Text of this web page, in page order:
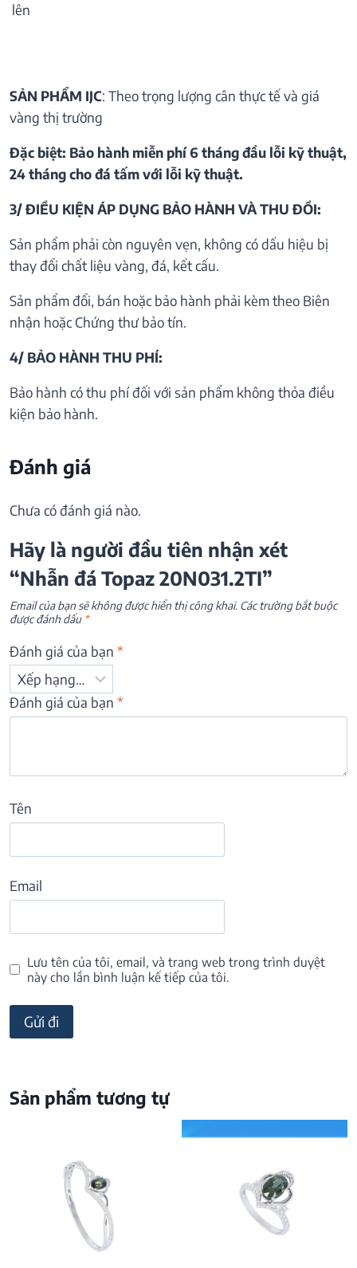
lên
SẢN PHẨM IJC: Theo trọng lượng cân thực tế và giá
vàng thị trường
Đặc biệt: Bảo hành miễn phí 6 tháng đầu lỗi kỹ thuật,
24 tháng cho đá tấm với lỗi kỹ thuật.
3/ ĐIỀU KIỆN ÁP DỤNG BẢO HÀNH VÀ THU ĐỒI:
Sản phẩm phải còn nguyên vẹn, không có dấu hiệu bị
thay đổi chất liệu vàng, đá, kết cấu.
Sản phẩm đổi, bán hoặc bảo hành phải kèm theo Biên
nhận hoặc Chứng thư bảo tín.
4/ BẢO HÀNH THU PHÍ:
Bảo hành có thu phí đối với sản phẩm không thỏa điều
kiện bảo hành.
Đánh giá
Chưa có đánh giá nào.
Hãy là người đầu tiên nhận xét
“Nhẫn đá Topaz 20N031.2TI”
Email của bạn sẽ không được hiển thị công khai. Các trường bắt buộc
được đánh dấu *
Đánh giá của bạn *
Đánh giá của bạn *
Tên
Email
Lưu tên của tôi, email, và trang web trong trình duyệt
này cho lần bình luận kế tiếp của tôi.
Sản phẩm tương tự